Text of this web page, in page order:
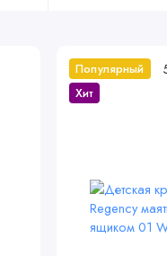
Популярный
Хит